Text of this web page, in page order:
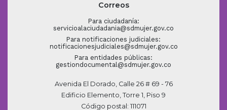
Correos
Para ciudadanía:
servicioalaciudadania@sdmujer.gov.co
Para notificaciones judiciales:
notificacionesjudiciales@sdmujer.gov.co
Para entidades públicas:
Avenida El Dorado, Calle 26 # 69 - 76
Edificio Elemento, Torre 1, Piso 9